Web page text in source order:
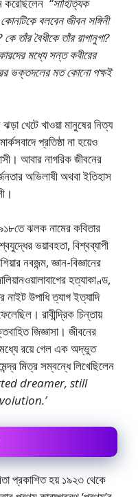
বলবেন জীবন সঙ্গিনী
তাঁর বৈধীকে তাঁর রাগানুগা?
মধ্যে সন্ত কবীরের
ভক্তদলের মত কোনো পক্ষই
খেটে খাওয়া মানুষের নিত্য
প্রতিষ্ঠা না হয়েও
আবার নাগরিক জীবনের
অভিলাষী অথবা ইতিহাস
ঝলক নামের কবিতার
ভয়াবহতা, বিশ্বব্যাপী
নবজন্ম, জ্ঞান-বিজ্ঞানের
হত্যাকাণ্ড,
নাইট উপাধি ত্যাগ ইত্যাদি
রাবীন্দ্রিক চিন্তায়
জিজ্ঞাসা। জীবনের
মধ্যে রয়ে গেল এক অদ্ভুত
মিত্র সম্বন্ধে লিখেছিলেন
dreamer, still
প্রকাশিত হয় ১৯২৩ থেকে